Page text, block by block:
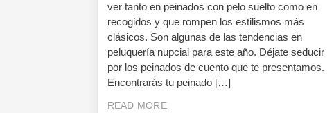
ver tanto en peinados con pelo suelto como en
recogidos y que rompen los estilismos más
clásicos. Son algunas de las tendencias en
peluquería nupcial para este año. Déjate seducir
por los peinados de cuento que te presentamos.
Encontrarás tu peinado […]
READ MORE